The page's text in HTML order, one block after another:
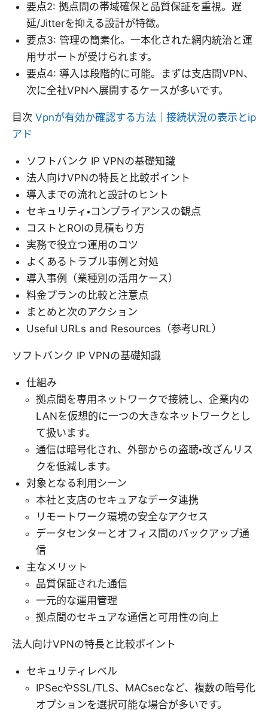
要点2: 拠点間の帯域確保と品質保証を重視。遅
延/Jitterを抑える設計が特徴。
要点3: 管理の簡素化。一本化された網内統治と運
用サポートが受けられます。
要点4: 導入は段階的に可能。まずは支店間VPN、
次に全社VPNへ展開するケースが多いです。
目次 Vpnが有効か確認する方法｜接続状況の表示とip
アド
ソフトバンク IP VPNの基礎知識
法人向けVPNの特長と比較ポイント
導入までの流れと設計のヒント
セキュリティ・コンプライアンスの観点
コストとROIの見積もり方
実務で役立つ運用のコツ
よくあるトラブル事例と対処
導入事例（業種別の活用ケース）
料金プランの比較と注意点
まとめと次のアクション
Useful URLs and Resources（参考URL）
ソフトバンク IP VPNの基礎知識
仕組み
拠点間を専用ネットワークで接続し、企業内の
LANを仮想的に一つの大きなネットワークとし
て扱います。
通信は暗号化され、外部からの盗聴・改ざんリス
クを低減します。
対象となる利用シーン
本社と支店のセキュアなデータ連携
リモートワーク環境の安全なアクセス
データセンターとオフィス間のバックアップ通
信
主なメリット
品質保証された通信
一元的な運用管理
拠点間のセキュアな通信と可用性の向上
法人向けVPNの特長と比較ポイント
セキュリティレベル
IPSecやSSL/TLS、MACsecなど、複数の暗号化
オプションを選択可能な場合が多いです。